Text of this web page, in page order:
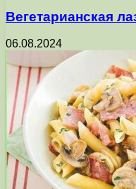
Вегетарианская
06.08.2024